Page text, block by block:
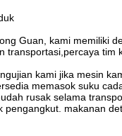
Guan, kami memiliki
tim
kami jika mesin
memasok suku
rusak selama
makanan